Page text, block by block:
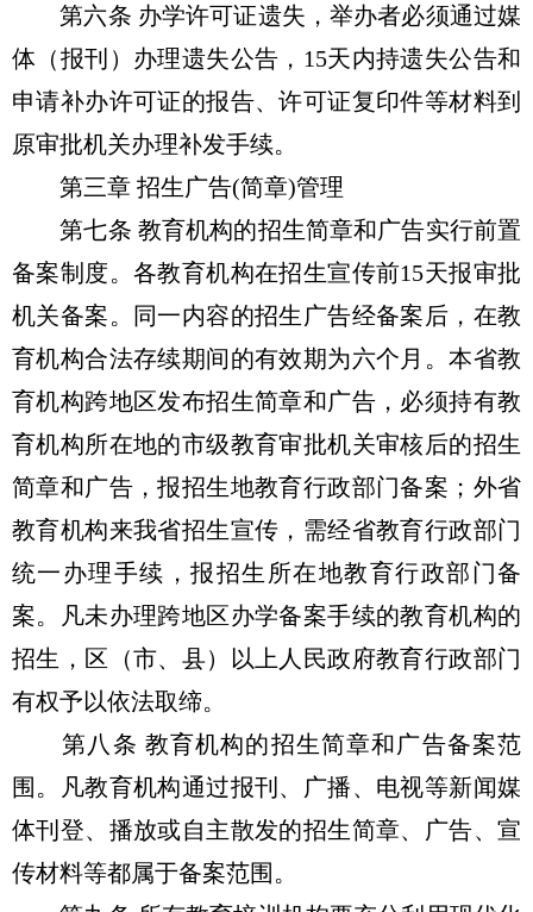
第六条 办学许可证遗失，举办者必须通过媒
体（报刊）办理遗失公告，15天内持遗失公告和
申请补办许可证的报告、许可证复印件等材料到
原审批机关办理补发手续。
第三章 招生广告(简章)管理
第七条 教育机构的招生简章和广告实行前置
备案制度。各教育机构在招生宣传前15天报审批
机关备案。同一内容的招生广告经备案后，在教
育机构合法存续期间的有效期为六个月。本省教
育机构跨地区发布招生简章和广告，必须持有教
育机构所在地的市级教育审批机关审核后的招生
简章和广告，报招生地教育行政部门备案；外省
教育机构来我省招生宣传，需经省教育行政部门
统一办理手续，报招生所在地教育行政部门备
案。凡未办理跨地区办学备案手续的教育机构的
招生，区（市、县）以上人民政府教育行政部门
有权予以依法取缔。
第八条 教育机构的招生简章和广告备案范
围。凡教育机构通过报刊、广播、电视等新闻媒
体刊登、播放或自主散发的招生简章、广告、宣
传材料等都属于备案范围。